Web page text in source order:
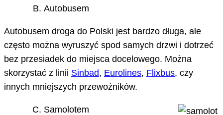
Autobusem
Autobusem droga do Polski jest bardzo długa, ale
często można wyruszyć spod samych drzwi i dotrzeć
bez przesiadek do miejsca docelowego. Można
skorzystać z linii Sinbad, Eurolines, Flixbus, czy
innych mniejszych przewoźników.
Samolotem